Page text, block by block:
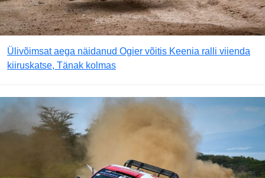
Ülivõimsat aega näidanud Ogier võitis Keenia ralli viienda
kiiruskatse, Tänak kolmas